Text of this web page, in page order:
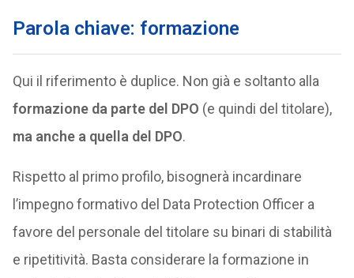
Parola chiave: formazione
Qui il riferimento è duplice. Non già e soltanto alla
formazione da parte del DPO (e quindi del titolare),
ma anche a quella del DPO.
Rispetto al primo profilo, bisognerà incardinare
l’impegno formativo del Data Protection Officer a
favore del personale del titolare su binari di stabilità
e ripetitività. Basta considerare la formazione in